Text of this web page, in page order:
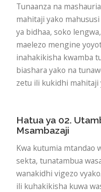
Tunaanza na
mahitaji yako
ya bidhaa, soko
maelezo mengine
inahakikisha kwamba
biashara yako na
zetu ili kukidhi mahitaji
Hatua ya 02.
Msambazaji
Kwa kutumia mtandao
sekta, tunatambua
wanakidhi vigezo
ili kuhakikisha kuwa